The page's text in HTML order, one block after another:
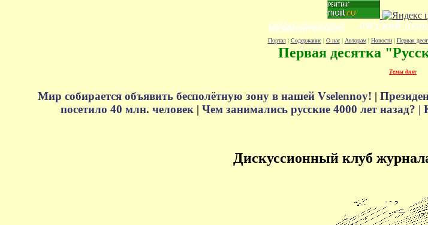
Портал| Содержание| О нас| Авторам| Новости| Первая
Первая десятка
Темы дня:
Мир собирается объявить бесполётную зону в нашей Vselennoy! |
посетило 40 млн. человек| Чем занимались русские 4000 лет назад? |
Дискуссионный клуб